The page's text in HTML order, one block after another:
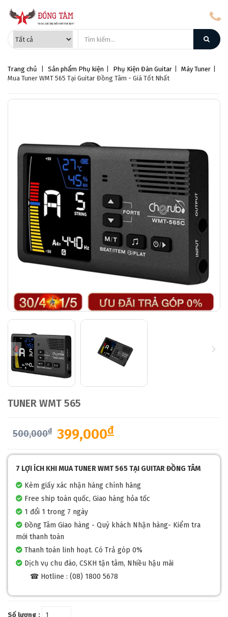
Trang chủ Sản phẩm Phụ kiện Phụ Kiện Đàn Guitar Máy Tuner
Mua Tuner WMT 565 Tại Guitar Đồng Tâm - Giá Tốt Nhất
TUNER WMT 565
500,000đ 399,000đ
7 LỢI ÍCH KHI MUA TUNER WMT 565 TẠI GUITAR ĐỒNG TÂM
Kèm giấy xác nhận hàng chính hãng
Free ship toàn quốc, Giao hàng hỏa tốc
1 đổi 1 trong 7 ngày
Đồng Tâm Giao hàng - Quý khách Nhận hàng- Kiểm tra
mới thanh toán
Thanh toán linh hoạt. Có Trả góp 0%
Dịch vụ chu đáo, CSKH tận tâm, Nhiều hậu mãi
☎ Hotline : (08) 1800 5678
Số lượng :